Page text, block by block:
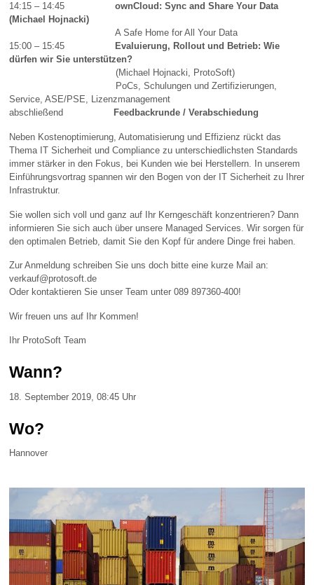
14:15 – 14:45ownCloud: Sync and Share Your Data
(Michael Hojnacki)
A Safe Home for All Your Data
15:00 – 15:45
Evaluierung, Rollout und Betrieb: Wie
dürfen wir Sie unterstützen?
(Michael Hojnacki, ProtoSoft)
PoCs, Schulungen und Zertifizierungen,
Service, ASE/PSE, Lizenzmanagement
abschließend
Feedbackrunde / Verabschiedung
Neben Kostenoptimierung, Automatisierung und Effizienz rückt das
Thema IT Sicherheit und Compliance zu unterschiedlichsten Standards
immer stärker in den Fokus, bei Kunden wie bei Herstellern. In unserem
Einführungsvortrag spannen wir den Bogen von der IT Sicherheit zu Ihrer
Infrastruktur.
Sie wollen sich voll und ganz auf Ihr Kerngeschäft konzentrieren? Dann
informieren Sie sich auch über unsere Managed Services. Wir sorgen für
den optimalen Betrieb, damit Sie den Kopf für andere Dinge frei haben.
Zur Anmeldung schreiben Sie uns doch bitte eine kurze Mail an:
verkauf@protosoft.de
Oder kontaktieren Sie unser Team unter 089 897360-400!
Wir freuen uns auf Ihr Kommen!
Ihr ProtoSoft Team
Wann?
18. September 2019, 08:45 Uhr
Wo?
Hannover